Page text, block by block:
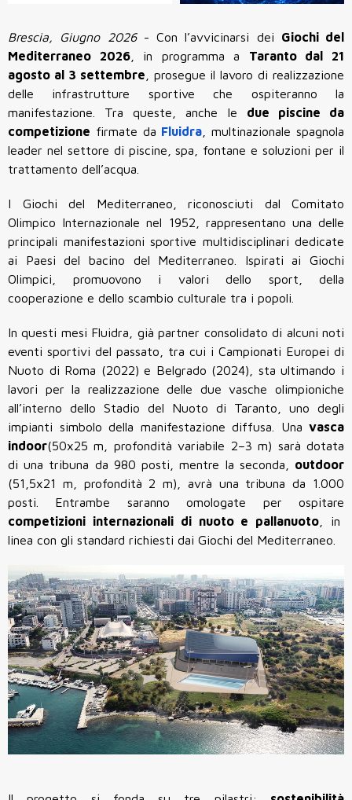
Brescia, Giugno 2026 - Con l’avvicinarsi dei Giochi del
Mediterraneo 2026, in programma a Taranto dal 21
agosto al 3 settembre , prosegue il lavoro di realizzazione
delle infrastrutture sportive che ospiteranno la
manifestazione. Tra queste, anche le due piscine da
competizione firmate da Fluidra , multinazionale spagnola
leader nel settore di piscine, spa, fontane e soluzioni per il
trattamento dell’acqua.
I Giochi del Mediterraneo, riconosciuti dal Comitato
Olimpico Internazionale nel 1952, rappresentano una delle
principali manifestazioni sportive multidisciplinari dedicate
ai Paesi del bacino del Mediterraneo. Ispirati ai Giochi
Olimpici, promuovono i valori dello sport, della
cooperazione e dello scambio culturale tra i popoli.
In questi mesi Fluidra, già partner consolidato di alcuni noti
eventi sportivi del passato, tra cui i Campionati Europei di
Nuoto di Roma (2022) e Belgrado (2024), sta ultimando i
lavori per la realizzazione delle due vasche olimpioniche
all’interno dello Stadio del Nuoto di Taranto, uno degli
impianti simbolo della manifestazione diffusa. Una vasca
indoor(50x25 m, profondità variabile 2–3 m) sarà dotata
di una tribuna da 980 posti, mentre la seconda, outdoor
(51,5x21 m, profondità 2 m), avrà una tribuna da 1.000
posti. Entrambe saranno omologate per ospitare
competizioni internazionali di nuoto e pallanuoto , in
linea con gli standard richiesti dai Giochi del Mediterraneo.